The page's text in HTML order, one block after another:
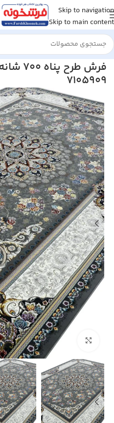
Skip to navigation
Skip to main content
خانه/فرش ماشینی/فرش 700 شانه
7105909
بزرگنمایی تصویر